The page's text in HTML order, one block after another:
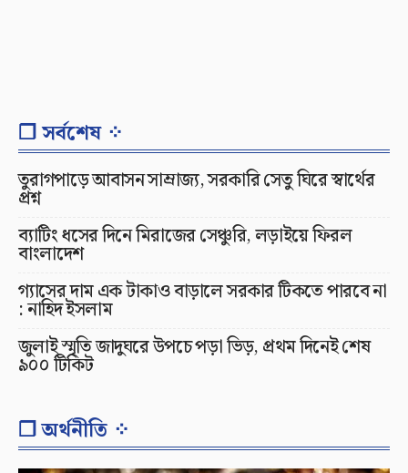
❐ সর্বশেষ ⁘
তুরাগপাড়ে আবাসন সাম্রাজ্য, সরকারি সেতু ঘিরে স্বার্থের
প্রশ্ন
ব্যাটিং ধসের দিনে মিরাজের সেঞ্চুরি, লড়াইয়ে ফিরল
বাংলাদেশ
গ্যাসের দাম এক টাকাও বাড়ালে সরকার টিকতে পারবে না
: নাহিদ ইসলাম
জুলাই স্মৃতি জাদুঘরে উপচে পড়া ভিড়, প্রথম দিনেই শেষ
৯০০ টিকিট
❐ অর্থনীতি ⁘